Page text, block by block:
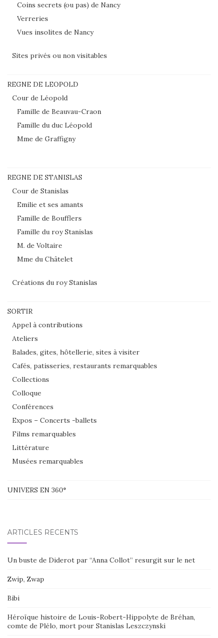
Coins secrets (ou pas) de Nancy
Verreries
Vues insolites de Nancy
Sites privés ou non visitables
REGNE DE LEOPOLD
Cour de Léopold
Famille de Beauvau-Craon
Famille du duc Léopold
Mme de Graffigny
REGNE DE STANISLAS
Cour de Stanislas
Emilie et ses amants
Famille de Boufflers
Famille du roy Stanislas
M. de Voltaire
Mme du Châtelet
Créations du roy Stanislas
SORTIR
Appel à contributions
Ateliers
Balades, gites, hôtellerie, sites à visiter
Cafés, patisseries, restaurants remarquables
Collections
Colloque
Conférences
Expos – Concerts -ballets
Films remarquables
Littérature
Musées remarquables
UNIVERS EN 360°
ARTICLES RÉCENTS
Un buste de Diderot par “Anna Collot” resurgit sur le net
Zwip, Zwap
Bibi
Héroïque histoire de Louis-Robert-Hippolyte de Bréhan,
comte de Plélo, mort pour Stanislas Leszczynski